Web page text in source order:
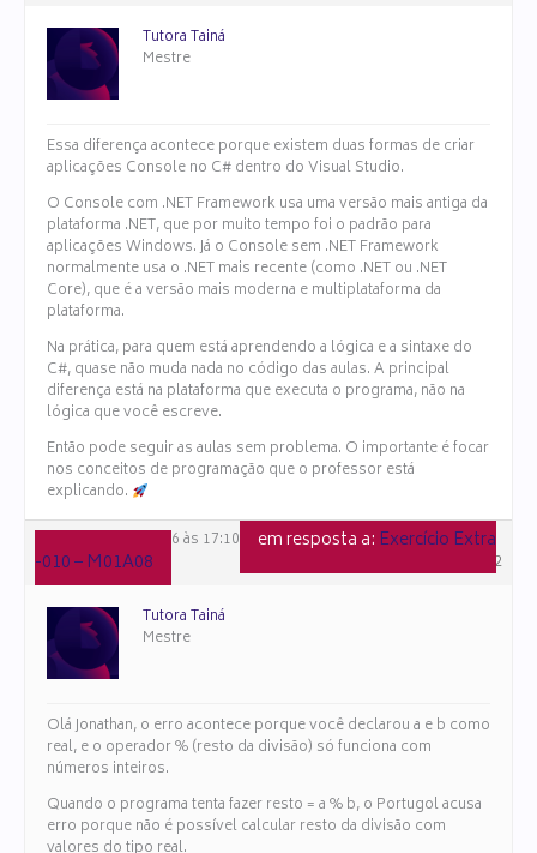
Tutora Tainá
Mestre
Essa diferença acontece porque existem duas formas de criar
aplicações Console no C# dentro do Visual Studio.
O Console com .NET Framework usa uma versão mais antiga da
plataforma .NET, que por muito tempo foi o padrão para
aplicações Windows. Já o Console sem .NET Framework
normalmente usa o .NET mais recente (como .NET ou .NET
Core), que é a versão mais moderna e multiplataforma da
plataforma.
Na prática, para quem está aprendendo a lógica e a sintaxe do
C#, quase não muda nada no código das aulas. A principal
diferença está na plataforma que executa o programa, não na
lógica que você escreve.
Então pode seguir as aulas sem problema. O importante é focar
nos conceitos de programação que o professor está
explicando.
13 de março de 2026 às 17:10
em resposta a: Exercício Extra
-010 – M01A08 #170602
Tutora Tainá
Mestre
Olá Jonathan, o erro acontece porque você declarou a e b como
real, e o operador % (resto da divisão) só funciona com
números inteiros.
Quando o programa tenta fazer resto = a % b, o Portugol acusa
erro porque não é possível calcular resto da divisão com